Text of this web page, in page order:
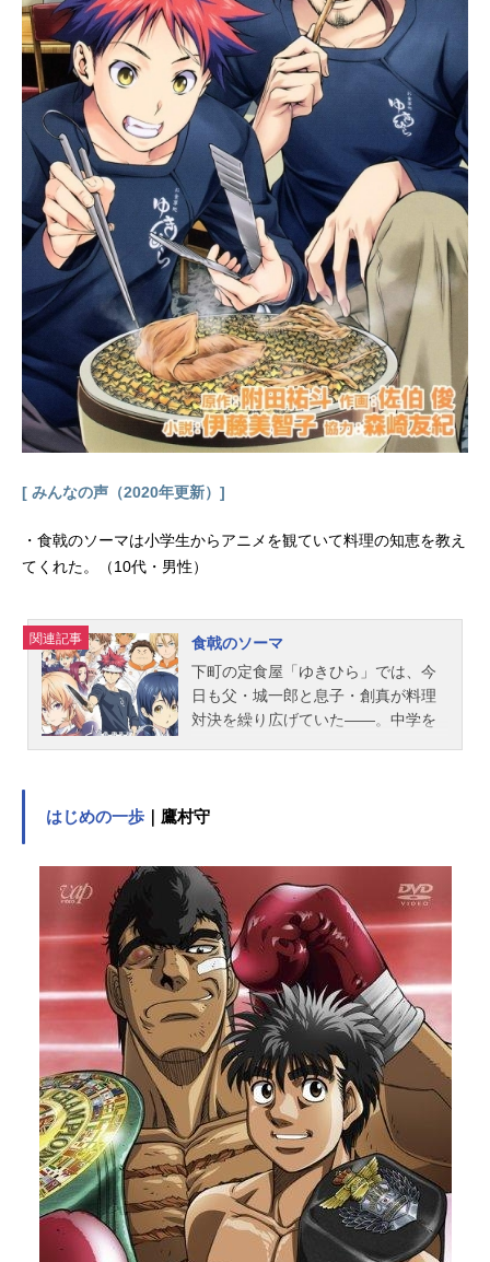
[ みんなの声（2020年更新）]
・食戟のソーマは小学生からアニメを観ていて料理の知恵を教え
てくれた。（10代・男性）
関連記事
食戟のソーマ
下町の定食屋「ゆきひら」では、今
日も父・城一郎と息子・創真が料理
対決を繰り広げていた――。中学を
休業、そして父の提案により、日本
園」（遠月学園）の編入試験を受け
ることに。そこは最高峰の料理人だ
けを育てる、卒業到達率10%以下の
超絶エリート校だった……。作品名
食戟のソーマ放送形態TVアニメスケ
ジュール2015年4月3日（金）～2015
年9月25日（金）TBSほか話数全24話
キャスト幸平創真：松岡禎丞薙切え
りな：種田梨沙田所恵：高橋未奈美
（髙橋ミナミ）水戸郁魅：石上静香
タクミ・アルディーニ：花江夏樹イ
サミ・アルディーニ：小野友樹新戸
緋沙子：大西沙織一色慧：櫻井孝宏
榊涼子：茅野愛衣吉野悠姫：内田真
礼伊武崎峻：村田太志丸井善二：小
林裕介スタッフ原作：附田祐斗・佐
伯俊協力：森崎友紀（集英社「週刊
はじめの一歩 ｜鷹村守